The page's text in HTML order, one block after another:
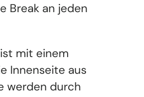
Break an jeden
mit einem
Innenseite aus
werden durch